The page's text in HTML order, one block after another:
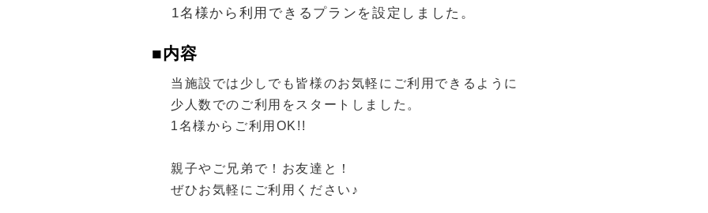
1名様から利用できるプランを設定しました。
■内容
当施設では少しでも皆様のお気軽にご利用できるように
少人数でのご利用をスタートしました。
1名様からご利用OK!!
親子やご兄弟で！お友達と！
ぜひお気軽にご利用ください♪